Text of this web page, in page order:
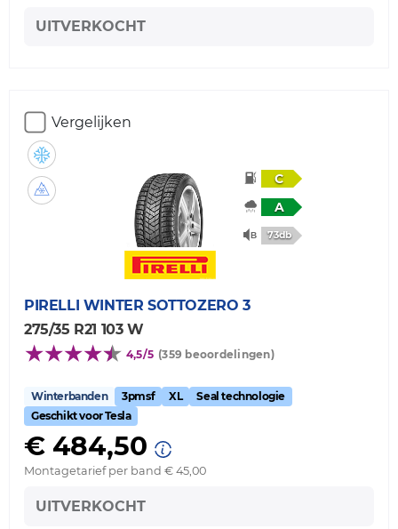
UITVERKOCHT
Vergelijken
C
A
73db
PIRELLI WINTER SOTTOZERO 3
275/35 R21 103 W
4,5/5 (359 beoordelingen)
Winterbanden 3pmsf XL
Seal technologie
Geschikt voor Tesla
€ 484,50
Montagetarief per band € 45,00
UITVERKOCHT